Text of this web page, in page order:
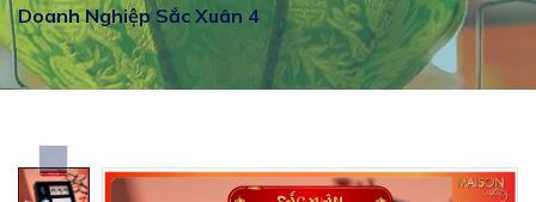
Doanh Nghiệp Sắc Xuân 4